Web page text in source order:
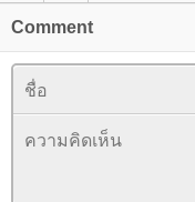
Comment